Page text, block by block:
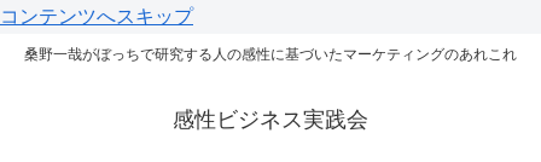
コンテンツへスキップ
桑野一哉がぼっちで研究する人の感性に基づいたマーケティングのあれこれ
感性ビジネス実践会